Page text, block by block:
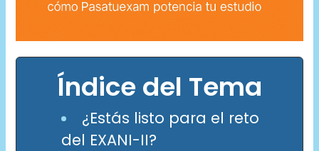
Índice del Tema
¿Estás listo para el reto
del EXANI-II?